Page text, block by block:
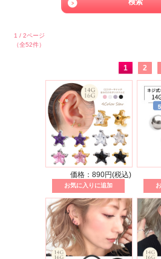
1 / 2ページ
（全52件）
1 2
価格：890円(税込)